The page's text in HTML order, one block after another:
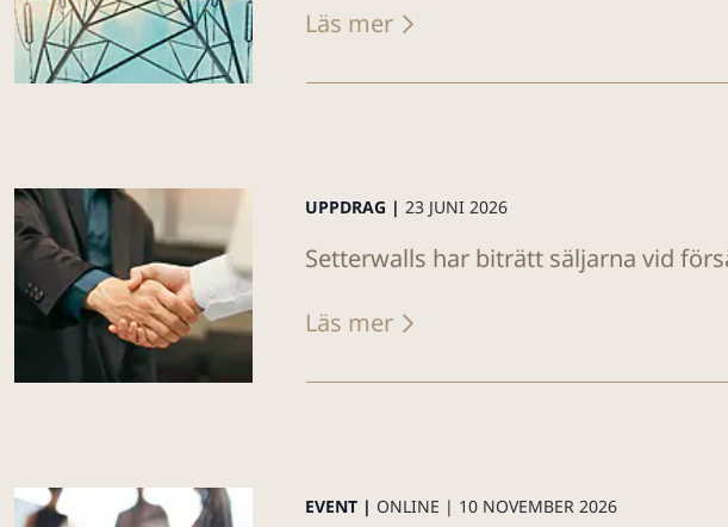
Läs mer
UPPDRAG | 23 JUNI 2026
Setterwalls har biträtt säljarna vid
Läs mer
EVENT | ONLINE | 10 NOVEMBER 2026